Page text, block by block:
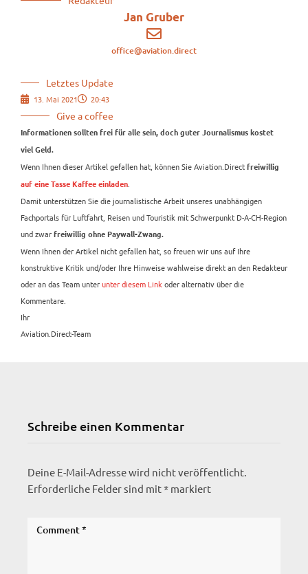
Jan Gruber
office@aviation.direct
Letztes Update
13. Mai 2021 20:43
Give a coffee
Informationen sollten frei für alle sein, doch guter Journalismus kostet
viel Geld.
Wenn Ihnen dieser Artikel gefallen hat, können Sie Aviation.Direct freiwillig
auf eine Tasse Kaffee einladen
Damit unterstützen Sie die journalistische Arbeit unseres unabhängigen
Fachportals für Luftfahrt, Reisen und Touristik mit Schwerpunkt D-A-CH-Region
und zwar freiwillig ohne Paywall-Zwang.
Wenn Ihnen der Artikel nicht gefallen hat, so freuen wir uns auf Ihre
konstruktive Kritik und/oder Ihre Hinweise wahlweise direkt an den Redakteur
oder an das Team unterunter diesem Link oder alternativ über die
Kommentare.
Ihr
Aviation.Direct-Team
Schreibe einen Kommentar
Deine E-Mail-Adresse wird nicht veröffentlicht.
Erforderliche Felder sind mit* markiert